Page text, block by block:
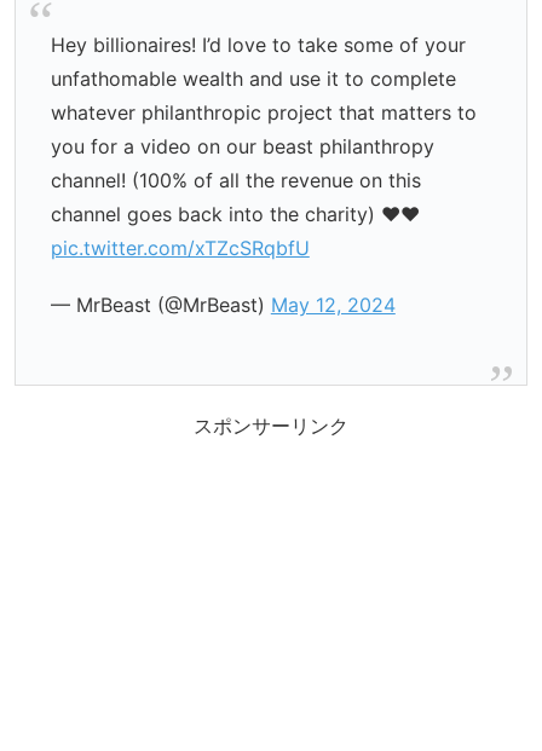
Hey billionaires! I’d love to take some of your
unfathomable wealth and use it to complete
whatever philanthropic project that matters to
you for a video on our beast philanthropy
channel! (100% of all the revenue on this
channel goes back into the charity) ❤️❤️
pic.twitter.com/xTZcSRqbfU
— MrBeast (@MrBeast) May 12, 2024
スポンサーリンク